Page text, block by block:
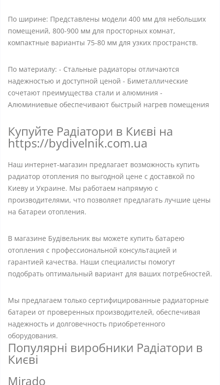
По ширине: Представлены модели 400 мм для небольших
помещений, 800-900 мм для просторных комнат,
компактные варианты 75-80 мм для узких пространств.
По материалу: - Стальные радиаторы отличаются
надежностью и доступной ценой - Биметаллические
сочетают преимущества стали и алюминия -
Алюминиевые обеспечивают быстрый нагрев помещения
Купуйте Радіатори в Києві на
https://bydivelnik.com.ua
Наш интернет-магазин предлагает возможность купить
радиатор отопления по выгодной цене с доставкой по
Киеву и Украине. Мы работаем напрямую с
производителями, что позволяет предлагать лучшие цены
на батареи отопления.
В магазине Будівельник вы можете купить батарею
отопления с профессиональной консультацией и
гарантией качества. Наши специалисты помогут
подобрать оптимальный вариант для ваших потребностей.
Мы предлагаем только сертифицированные радиаторные
батареи от проверенных производителей, обеспечивая
надежность и долговечность приобретенного
оборудования.
Популярні виробники Радіатори в
Києві
Mirado